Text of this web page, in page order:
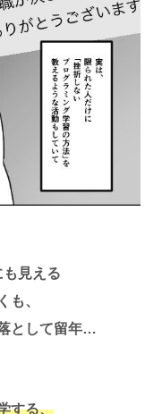
見える
も、
として留年…
する、